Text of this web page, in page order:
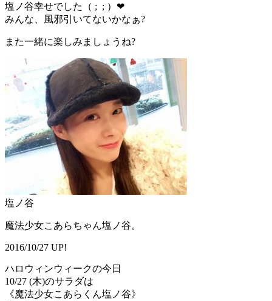
塩ノ谷幸せでした（ ; ; ）❤
みんな、風邪引いてないかなぁ?
また一緒に楽しみましょうね?
塩ノ谷
魔法少女こあらちゃん塩ノ谷。
2016/10/27 UP!
ハロウィンウィークの今日
10/27 (木)のサラダは
《魔法少女こあらくん塩ノ谷》